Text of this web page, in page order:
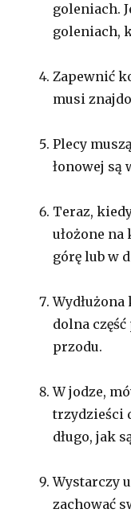
goleniach.
goleniach,
Zapewnić
musi
Plecy
łonowej są
Teraz,
ułożone na
górę lub w
dolna
przodu.
W jodze,
trzydzieści
długo, jak
Wystarczy
zachować